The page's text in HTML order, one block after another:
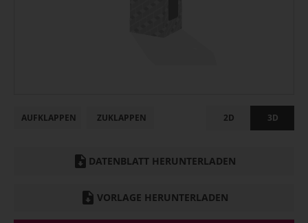
AUFKLAPPEN ZUKLAPPEN 2D 3D
DATENBLATT HERUNTERLADEN
VORLAGE HERUNTERLADEN